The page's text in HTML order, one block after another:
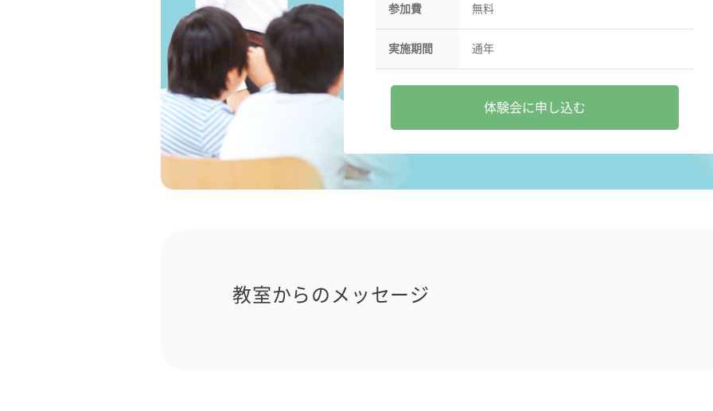
参加費 無料
実施期間 通年
体験会に申し込む
教室からのメッセージ